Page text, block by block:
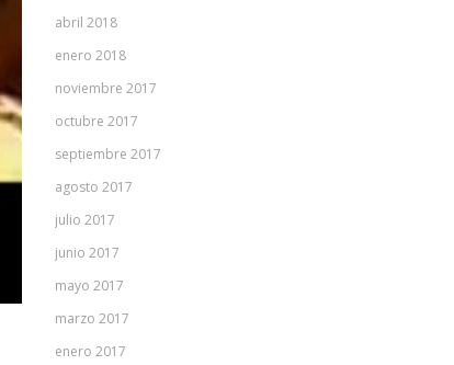
abril 2018
enero 2018
noviembre 2017
octubre 2017
septiembre 2017
agosto 2017
julio 2017
junio 2017
mayo 2017
marzo 2017
enero 2017